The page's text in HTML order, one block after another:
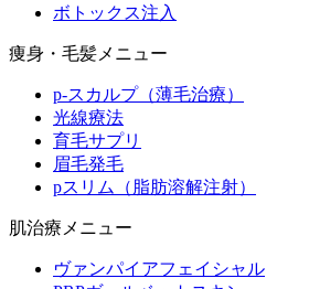
ボトックス注入
痩身・毛髪メニュー
p-スカルプ（薄毛治療）
光線療法
育毛サプリ
眉毛発毛
pスリム（脂肪溶解注射）
肌治療メニュー
ヴァンパイアフェイシャル